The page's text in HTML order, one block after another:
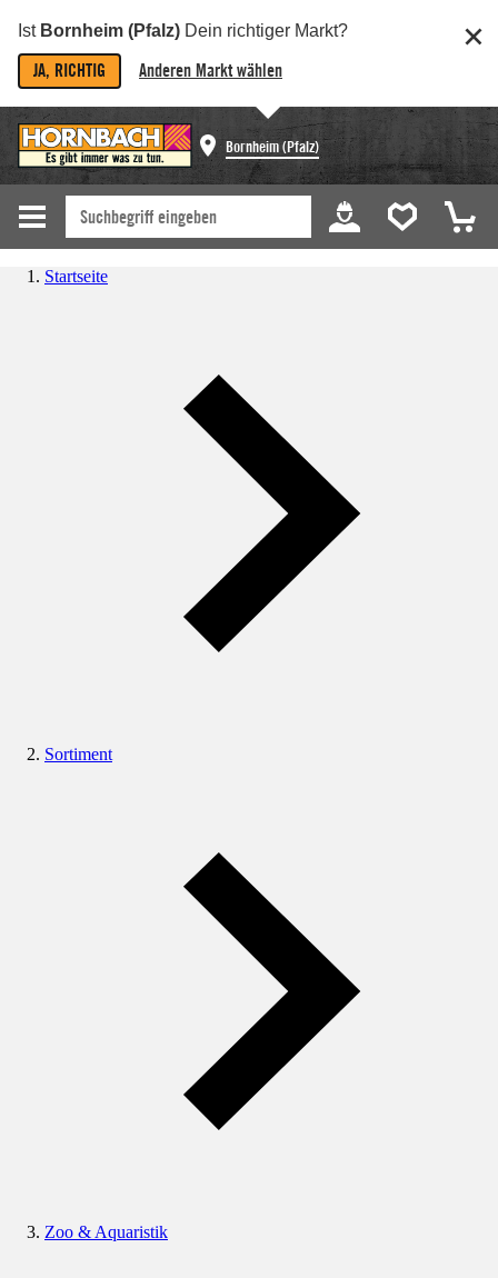
Ist Bornheim (Pfalz) Dein richtiger Markt?
JA, RICHTIG Anderen Markt wählen
Bornheim (Pfalz)
Startseite
Sortiment
Zoo & Aquaristik